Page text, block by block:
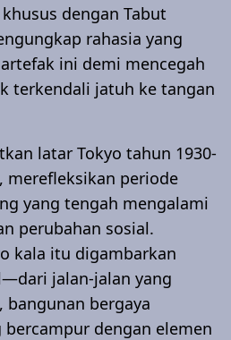
dengan Tabut
rahasia yang
ini demi mencegah
terkendali jatuh ke tangan
latar Tokyo tahun 1930-
merefleksikan periode
yang tengah mengalami
perubahan sosial.
kala itu digambarkan
jalan-jalan yang
bergaya
dengan elemen